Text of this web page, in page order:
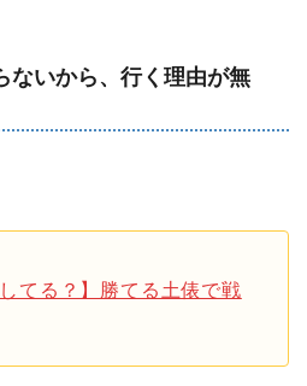
ないから、行く理由が無
てる？】勝てる土俵で戦